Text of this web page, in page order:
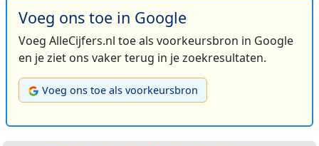
Voeg ons toe in Google
Voeg AlleCijfers.nl toe als voorkeursbron in Google
en je ziet ons vaker terug in je zoekresultaten.
Voeg ons toe als voorkeursbron